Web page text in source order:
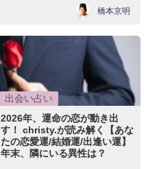
橋本京明
出会い占い
2026年、運命の恋が動き出
す！ christy.が読み解く【あな
たの恋愛運/結婚運/出逢い運】
年末、隣にいる異性は？